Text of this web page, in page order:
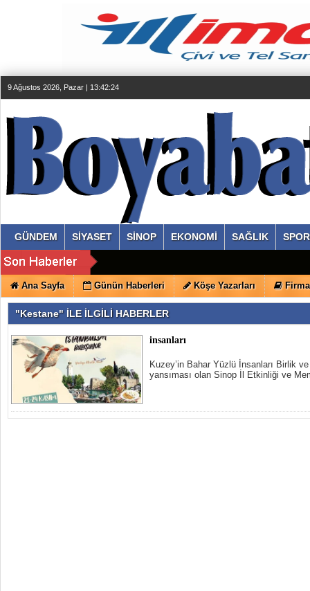
9 Ağustos 2026, Pazar | 13:42:25
GÜNDEM SİYASET SİNOP EKONOMİ SAĞLIK SPOR
Ana Sayfa Günün Haberleri Köşe Yazarları
"Kestane" İLE İLGİLİ HABERLER
insanları
Kuzey’in Bahar Yüzlü İnsanları Birlik
yansıması olan Sinop İl Etkinliği ve